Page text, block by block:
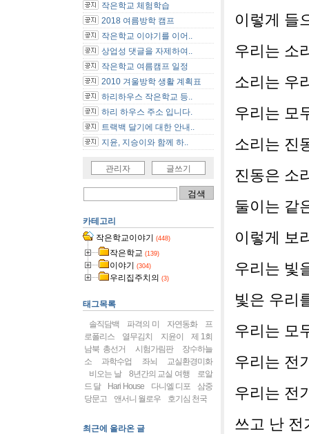
이렇게 들
우리는 소
소리는 우
우리는 모
소리는 진
진동은 소
둘이는 같
이렇게 보
우리는 빛
빛은 우리
우리는 모
우리는 전
우리는 전
쓰고 난 전
작은학교 체험학습
2018 여름방학 캠프
작은학교 이야기를 이어..
상업성 댓글을 자제하여..
작은학교 여름캠프 일정
2010 겨울방학 생활 계획표
하리하우스 작은학교 등..
하리 하우스 주소 입니다.
트랙백 달기에 대한 안내..
지윤, 지승이와 함께 하..
관리자 글쓰기
카테고리
작은학교이야기 (448)
작은학교 (139)
이야기 (304)
우리집주치의 (3)
태그목록
솔직담백 파격의 미 자연동화
프
로폴리스
열무김치 지윤이
제 1회
남북 총선거
시험가림판
장수하늘
소
과학수업 좌뇌
교실환경미화
비오는 날
8년간의 교실 여행
로알
드 달
Hari House 다니엘 디포
삼중
당문고
앤서니 월로우 호기심 천국
최근에 올라온 글